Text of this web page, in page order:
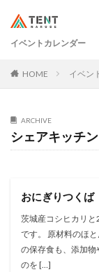
イベントカレンダー
HOME イベン
ARCHIVE
シェアキッチン
おにぎりつくば
茨城産コシヒカリ
です。 原材料のほ
の保存⾷も、添加
のを […]